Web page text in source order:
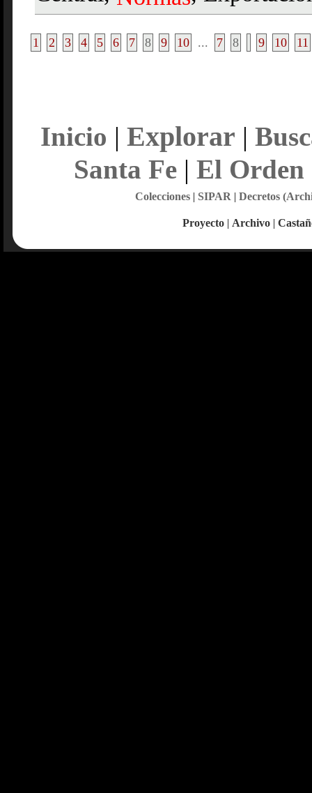
1 2 3 4 5 6 7 8 9 10 ... 7 8 9 10 11
Inicio | Explorar |
Santa Fe| El Orden
Colecciones| SIPAR | Decretos
Proyecto | Archivo |